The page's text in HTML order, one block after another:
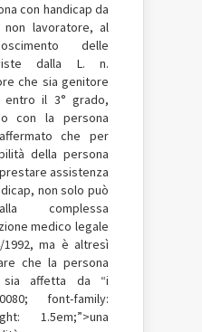
con handicap da
lavoratore, al
delle
dalla L. n.
che sia genitore
il 3° grado,
con la persona
che per
della persona
assistenza
non solo può
complessa
medico legale
ma è altresì
che la persona
sia affetta da “i
font-family:
1.5em;”>una